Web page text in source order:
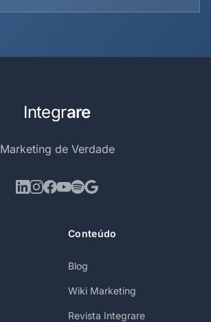
Integrare
Marketing de Verdade
Conteúdo
Blog
Wiki Marketing
Revista Integrare